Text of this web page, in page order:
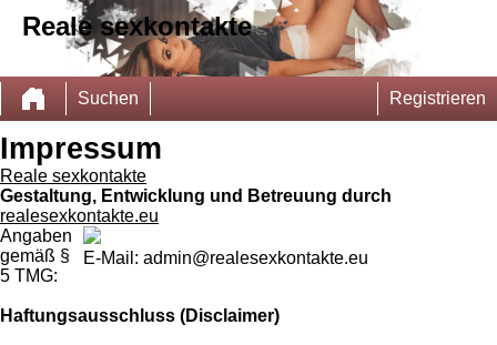
Reale sexkontakte
Suchen Registrieren
Impressum
Reale sexkontakte
Gestaltung, Entwicklung und Betreuung durch
realesexkontakte.eu
Angaben
gemäß §
5 TMG:
E-Mail: admin@realesexkontakte.eu
Haftungsausschluss (Disclaimer)